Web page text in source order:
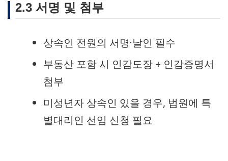
2.3 서명 및 첨부
상속인 전원의 서명·날인 필수
부동산 포함 시 인감도장 + 인감증명서
첨부
미성년자 상속인 있을 경우, 법원에 특
별대리인 선임 신청 필요